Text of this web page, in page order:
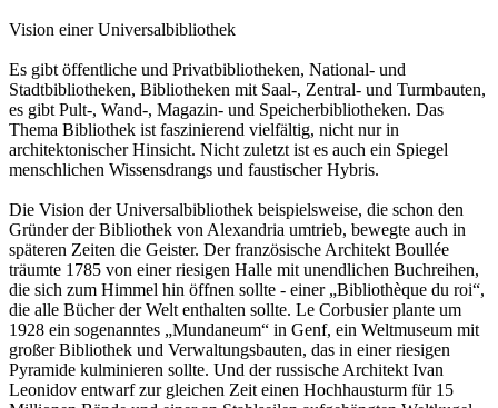
Vision einer Universalbibliothek
Es gibt öffentliche und Privatbibliotheken, National- und
Stadtbibliotheken, Bibliotheken mit Saal-, Zentral- und Turmbauten,
es gibt Pult-, Wand-, Magazin- und Speicherbibliotheken. Das
Thema Bibliothek ist faszinierend vielfältig, nicht nur in
architektonischer Hinsicht. Nicht zuletzt ist es auch ein Spiegel
menschlichen Wissensdrangs und faustischer Hybris.
Die Vision der Universalbibliothek beispielsweise, die schon den
Gründer der Bibliothek von Alexandria umtrieb, bewegte auch in
späteren Zeiten die Geister. Der französische Architekt Boullée
träumte 1785 von einer riesigen Halle mit unendlichen Buchreihen,
die sich zum Himmel hin öffnen sollte - einer „Bibliothèque du roi“,
die alle Bücher der Welt enthalten sollte. Le Corbusier plante um
1928 ein sogenanntes „Mundaneum“ in Genf, ein Weltmuseum mit
großer Bibliothek und Verwaltungsbauten, das in einer riesigen
Pyramide kulminieren sollte. Und der russische Architekt Ivan
Leonidov entwarf zur gleichen Zeit einen Hochhausturm für 15